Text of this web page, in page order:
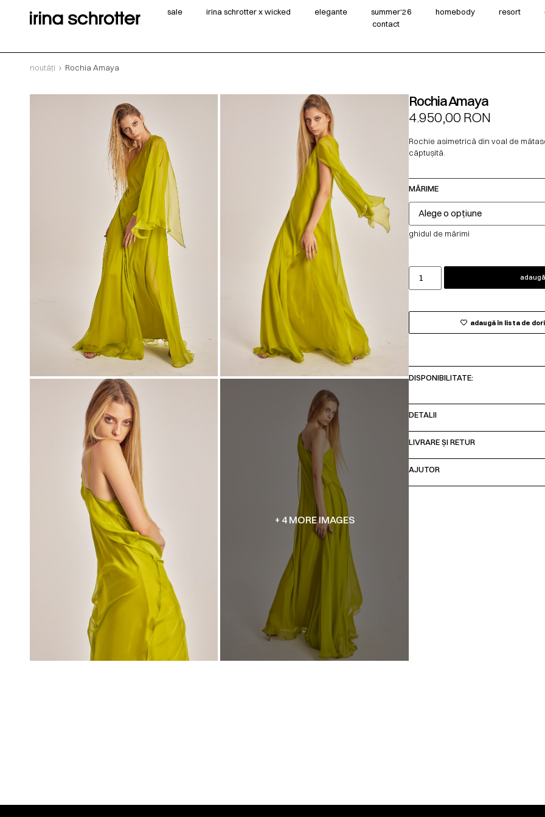
sale irina schrotter x wicked elegante summer‘26 homebody resort
contact
noutăți Rochia Amaya
+ 4 MORE IMAGES
Rochia Amaya
4.950,00RON
Rochie asimetrică din voal de
căptușită.
MĂRIME
ghidul de mărimi
adaugă în lista de
DISPONIBILITATE:
DETALII
LIVRARE ȘI RETUR
AJUTOR